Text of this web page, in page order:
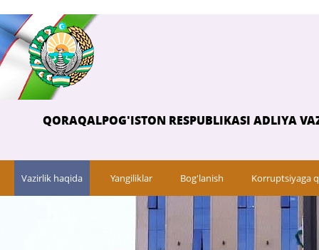
QORAQALPOG'ISTON RESPUBLIKASI ADLIYA
Vazirlik haqida Yangiliklar Bog'lanish Korruptsiyaga